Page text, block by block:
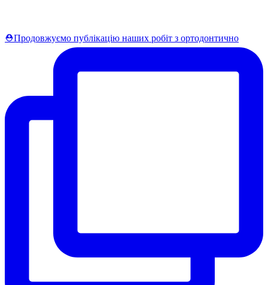
⛑Продовжуємо публікацію наших робіт з ортодонтично